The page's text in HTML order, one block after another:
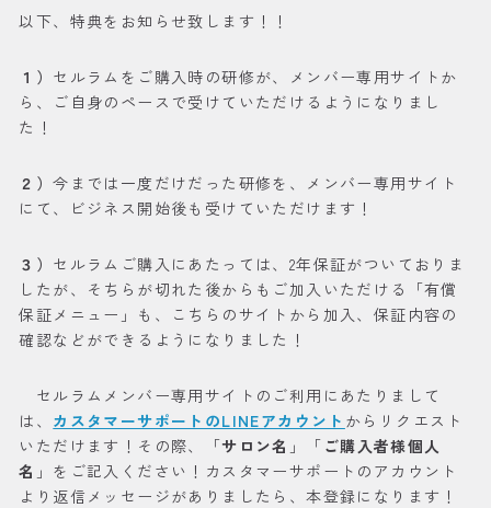
以下、特典をお知らせ致します！！
１） セルラムをご購入時の研修が、メンバー専用サイトか
ら、ご自身のペースで受けていただけるようになりまし
た！
２）今までは一度だけだった研修を、メンバー専用サイト
にて、ビジネス開始後も受けていただけます！
３） セルラムご購入にあたっては、2年保証がついておりま
したが、そちらが切れた後からもご加入いただける「有償
保証メニュー」も、こちらのサイトから加入、保証内容の
確認などができるようになりました！
セルラムメンバー専用サイトのご利用にあたりまして
は、 カスタマーサポートのLINEアカウント からリクエスト
いただけます！その際、「サロン名 」「 ご購入者様個人
名 」をご記入ください！カスタマーサポートのアカウント
より返信メッセージがありましたら、本登録になります！